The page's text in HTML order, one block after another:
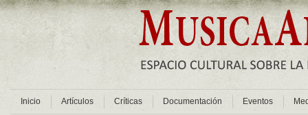
Inicio Artículos Críticas Documentación Eventos